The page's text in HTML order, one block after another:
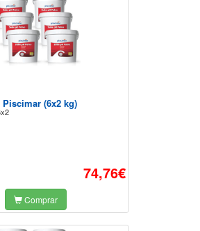
Piscimar (6x2 kg)
74,76€
Comprar